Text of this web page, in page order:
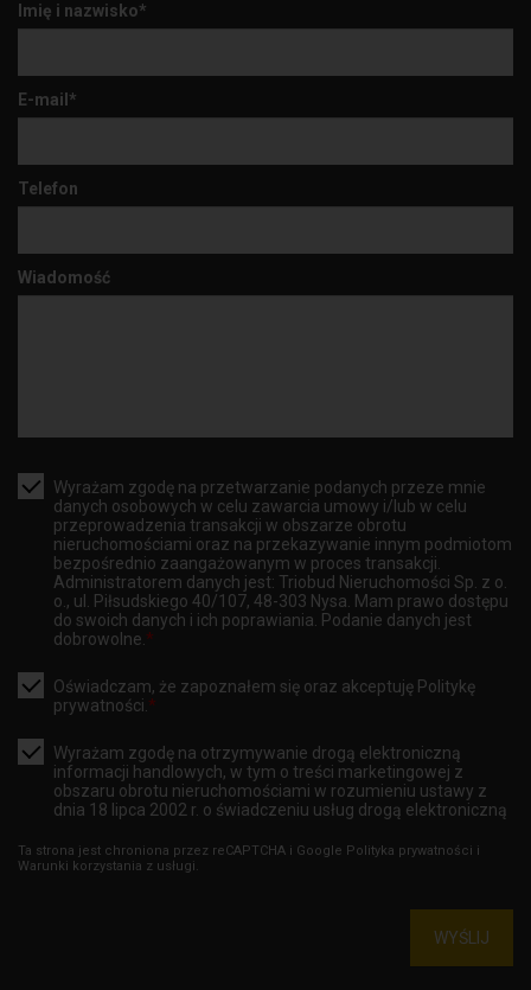
Imię i nazwisko*
E-mail*
Telefon
Wiadomość
Wyrażam zgodę na przetwarzanie podanych przeze mnie
danych osobowych w celu zawarcia umowy i/lub w celu
przeprowadzenia transakcji w obszarze obrotu
nieruchomościami oraz na przekazywanie innym podmiotom
bezpośrednio zaangażowanym w proces transakcji.
Administratorem danych jest: Triobud Nieruchomości Sp. z o.
o., ul. Piłsudskiego 40/107, 48-303 Nysa. Mam prawo dostępu
do swoich danych i ich poprawiania. Podanie danych jest
dobrowolne. *
Oświadczam, że zapoznałem się oraz akceptuję Politykę
prywatności. *
Wyrażam zgodę na otrzymywanie drogą elektroniczną
informacji handlowych, w tym o treści marketingowej z
obszaru obrotu nieruchomościami w rozumieniu ustawy z
dnia 18 lipca 2002 r. o świadczeniu usług drogą elektroniczną
Ta strona jest chroniona przez reCAPTCHA i Google Polityka prywatności i
Warunki korzystania z usługi.
WYŚLIJ